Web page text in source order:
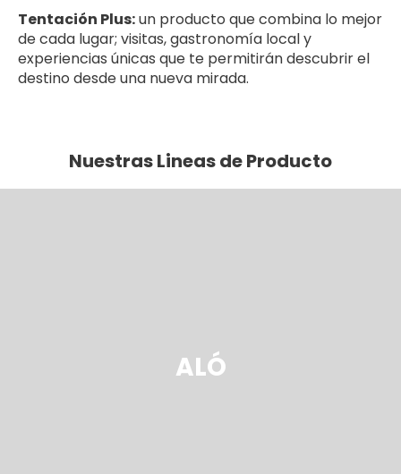
Tentación Plus:un producto que combina lo mejor
de cada lugar; visitas, gastronomía local y
experiencias únicas que te permitirán descubrir el
destino desde una nueva mirada.
Nuestras Lineas de Producto
ALÓ